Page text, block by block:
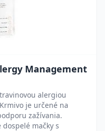
Management
alergiou
je určené na
zažívania.
mačky s